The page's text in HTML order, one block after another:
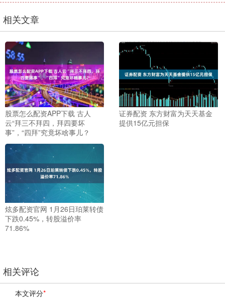
相关文章
股票怎么配资APP下载 古人
云“拜三不拜四，拜四要坏
事”，“四拜”究竟坏啥事儿？
证券配资 东方财富为天天基金
提供15亿元担保
炫多配资官网 1月26日珀莱转债
下跌0.45%，转股溢价率
71.86%
相关评论
本文评分*